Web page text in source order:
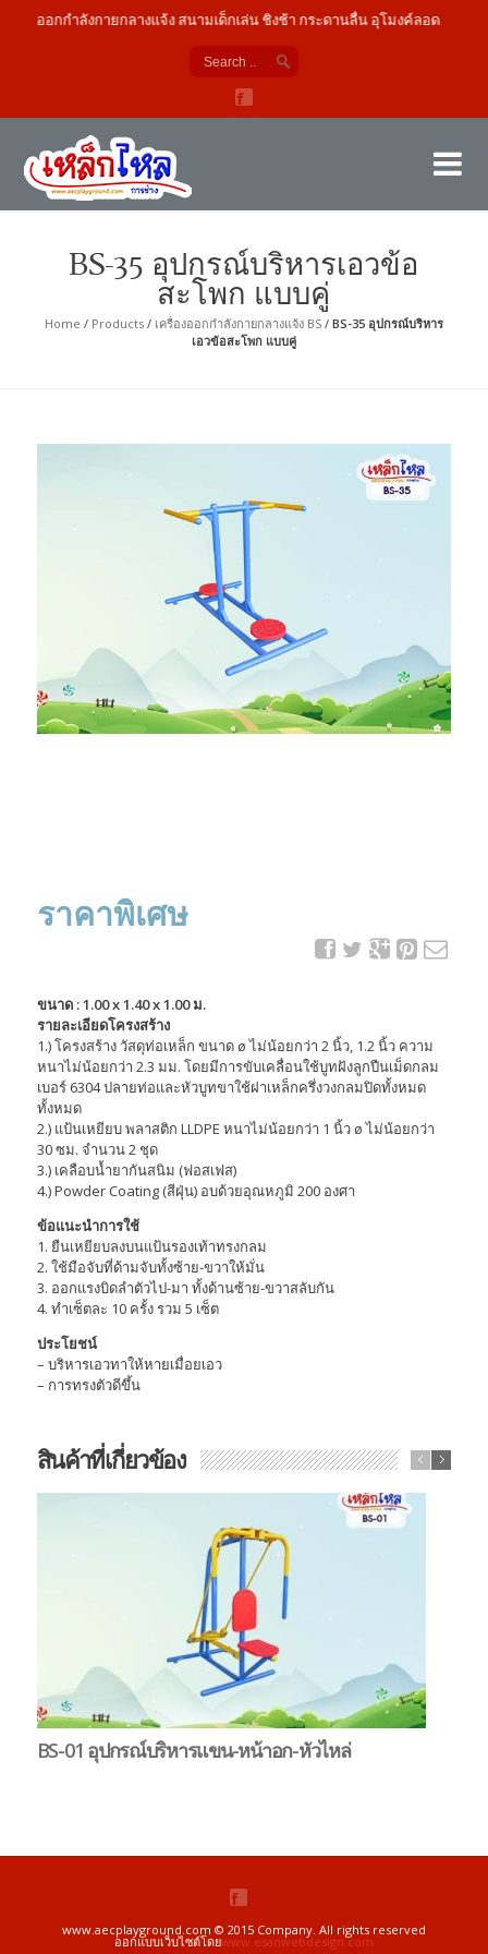
องออกกำลังกายกลางแจ้ง สนามเด็กเล่น ชิงช้า กระดานลื่น อุโมงค์ลอด
BS-35 อุปกรณ์บริหารเอวข้อ
สะโพก แบบคู่
Home / Products/ เครื่องออกกำลังกายกลางแจ้ง BS/ BS-35 อุปกรณ์บริหาร
เอวข้อสะโพก แบบคู่
ราคาพิเศษ
ขนาด : 1.00 x 1.40 x 1.00 ม.
รายละเอียดโครงสร้าง
1.) โครงสร้าง วัสดุท่อเหล็ก ขนาด ø ไม่น้อยกว่า 2 นิ้ว, 1.2 นิ้ว ความ
หนาไม่น้อยกว่า 2.3 มม. โดยมีการขับเคลื่อนใช้บูทฝังลูกปืนเม็ดกลม
เบอร์ 6304 ปลายท่อและหัวบูทขาใช้ฝาเหล็กครึ่งวงกลมปิดทั้งหมด
ทั้งหมด
2.) แป้นเหยียบ พลาสติก LLDPE หนาไม่น้อยกว่า 1 นิ้ว ø ไม่น้อยกว่า
30 ซม. จำนวน 2 ชุด
3.) เคลือบน้ำยากันสนิม (ฟอสเฟส)
4.) Powder Coating (สีฝุ่น) อบด้วยอุณหภูมิ 200 องศา
ข้อแนะนำการใช้
1. ยืนเหยียบลงบนแป้นรองเท้าทรงกลม
2. ใช้มือจับที่ด้ามจับทั้งซ้าย-ขวาให้มั่น
3. ออกแรงบิดลำตัวไป-มา ทั้งด้านซ้าย-ขวาสลับกัน
4. ทำเซ็ตละ 10 ครั้ง รวม 5 เซ็ต
ประโยชน์
– บริหารเอวทาให้หายเมื่อยเอว
– การทรงตัวดีขึ้น
สินค้าที่เกี่ยวข้อง
BS-01 อุปกรณ์บริหารแขน-หน้าอก-หัวไหล่
www.aecplayground.com © 2015 Company. All rights reserved
ออกแบบเว็บไซต์โดยwww.esanwebdesign.com